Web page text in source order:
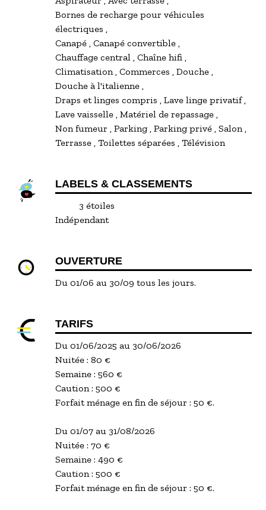
par nuit vous sera demandée à votre arrivée.
Vous pourrez vous garer sur place dans un
espace de stationnement privé équipé d’une
borne de recharge privative de type 2 pour
véhicule électrique, tarification sur demande.
Il est interdit de fumer à l'intérieur du logement,
les animaux de compagnie ainsi que les fêtes ne
sont pas autorisés.
Bornes de recharge pour véhicules
électriques
Canapé Canapé convertible
Chauffage central Chaîne hifi
Climatisation Commerces
Douche
Douche à l'italienne
Draps et linges compris
Lave linge privatif
Lave vaisselle Matériel de repassage
Non fumeur Parking Parking privé Salon
Terrasse Toilettes séparées Télévision
LABELS & CLASSEMENTS
3 étoiles
Indépendant
OUVERTURE
Du 01/06 au 30/09 tous les jours.
TARIFS
Du 01/06/2025 au 30/06/2026
Nuitée : 80 €
Semaine : 560 €
Caution : 500 €
Forfait ménage en fin de séjour : 50 €.
Du 01/07 au 31/08/2026
Nuitée : 70 €
Semaine : 490 €
Caution : 500 €
Forfait ménage en fin de séjour : 50 €.